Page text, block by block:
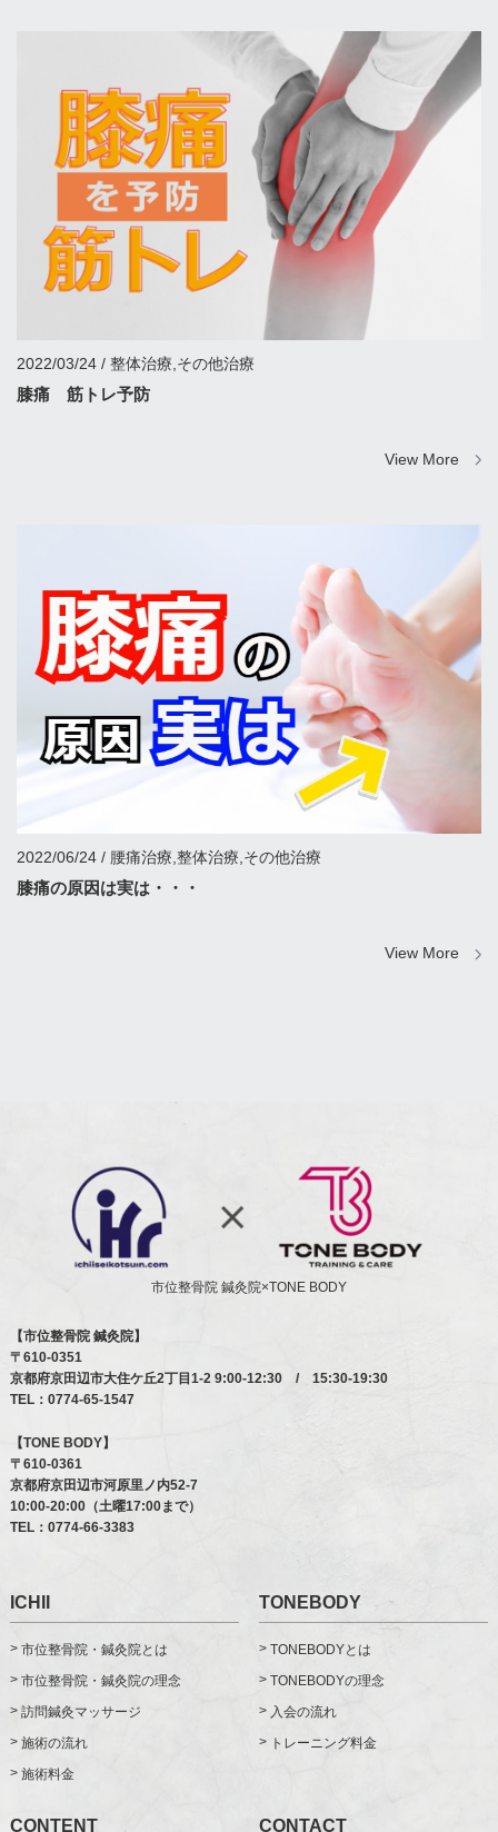
2022/03/24 / 整体治療,その他治療
膝痛 筋トレ予防
View More
2022/06/24 / 腰痛治療,整体治療,その他治療
膝痛の原因は実は・・・
View More
市位整骨院 鍼灸院×TONE BODY
【市位整骨院 鍼灸院】
〒610-0351
京都府京田辺市大住ケ丘2丁目1-29:00-12:30 / 15:30-19:30
TEL： 0774-65-1547
【TONE BODY】
〒610-0361
京都府京田辺市河原里ノ内52-7
10:00-20:00（土曜17:00まで）
TEL： 0774-66-3383
ICHII
市位整骨院・鍼灸院とは
市位整骨院・鍼灸院の理念
訪問鍼灸マッサージ
施術の流れ
施術料金
TONEBODY
TONEBODYとは
TONEBODYの理念
入会の流れ
トレーニング料金
CONTENT CONTACT